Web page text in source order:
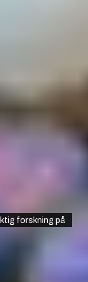
forskning på